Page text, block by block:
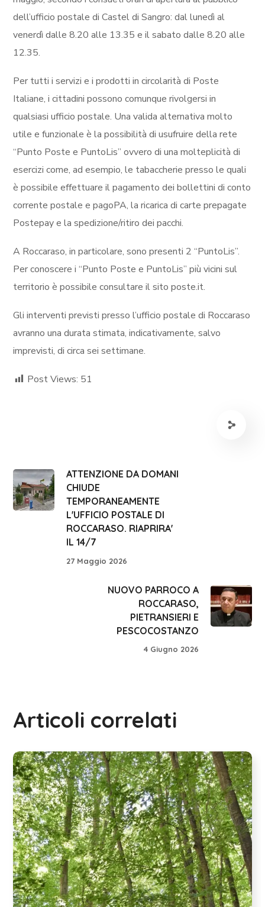
dell’ufficio postale di Castel di Sangro: dal lunedì al
venerdì dalle 8.20 alle 13.35 e il sabato dalle 8.20 alle
12.35.
Per tutti i servizi e i prodotti in circolarità di Poste
Italiane, i cittadini possono comunque rivolgersi in
qualsiasi ufficio postale. Una valida alternativa molto
utile e funzionale è la possibilità di usufruire della rete
“Punto Poste e PuntoLis” ovvero di una molteplicità di
esercizi come, ad esempio, le tabaccherie presso le quali
è possibile effettuare il pagamento dei bollettini di conto
corrente postale e pagoPA, la ricarica di carte prepagate
Postepay e la spedizione/ritiro dei pacchi.
A Roccaraso, in particolare, sono presenti 2 “PuntoLis”.
Per conoscere i “Punto Poste e PuntoLis” più vicini sul
territorio è possibile consultare il sito poste.it.
Gli interventi previsti presso l’ufficio postale di Roccaraso
avranno una durata stimata, indicativamente, salvo
imprevisti, di circa sei settimane.
Post Views: 51
ATTENZIONE DA DOMANI
CHIUDE
TEMPORANEAMENTE
L'UFFICIO POSTALE DI
ROCCARASO. RIAPRIRA'
IL 14/7
27 Maggio 2026
NUOVO PARROCO A
ROCCARASO,
PIETRANSIERI E
PESCOCOSTANZO
4 Giugno 2026
Articoli correlati